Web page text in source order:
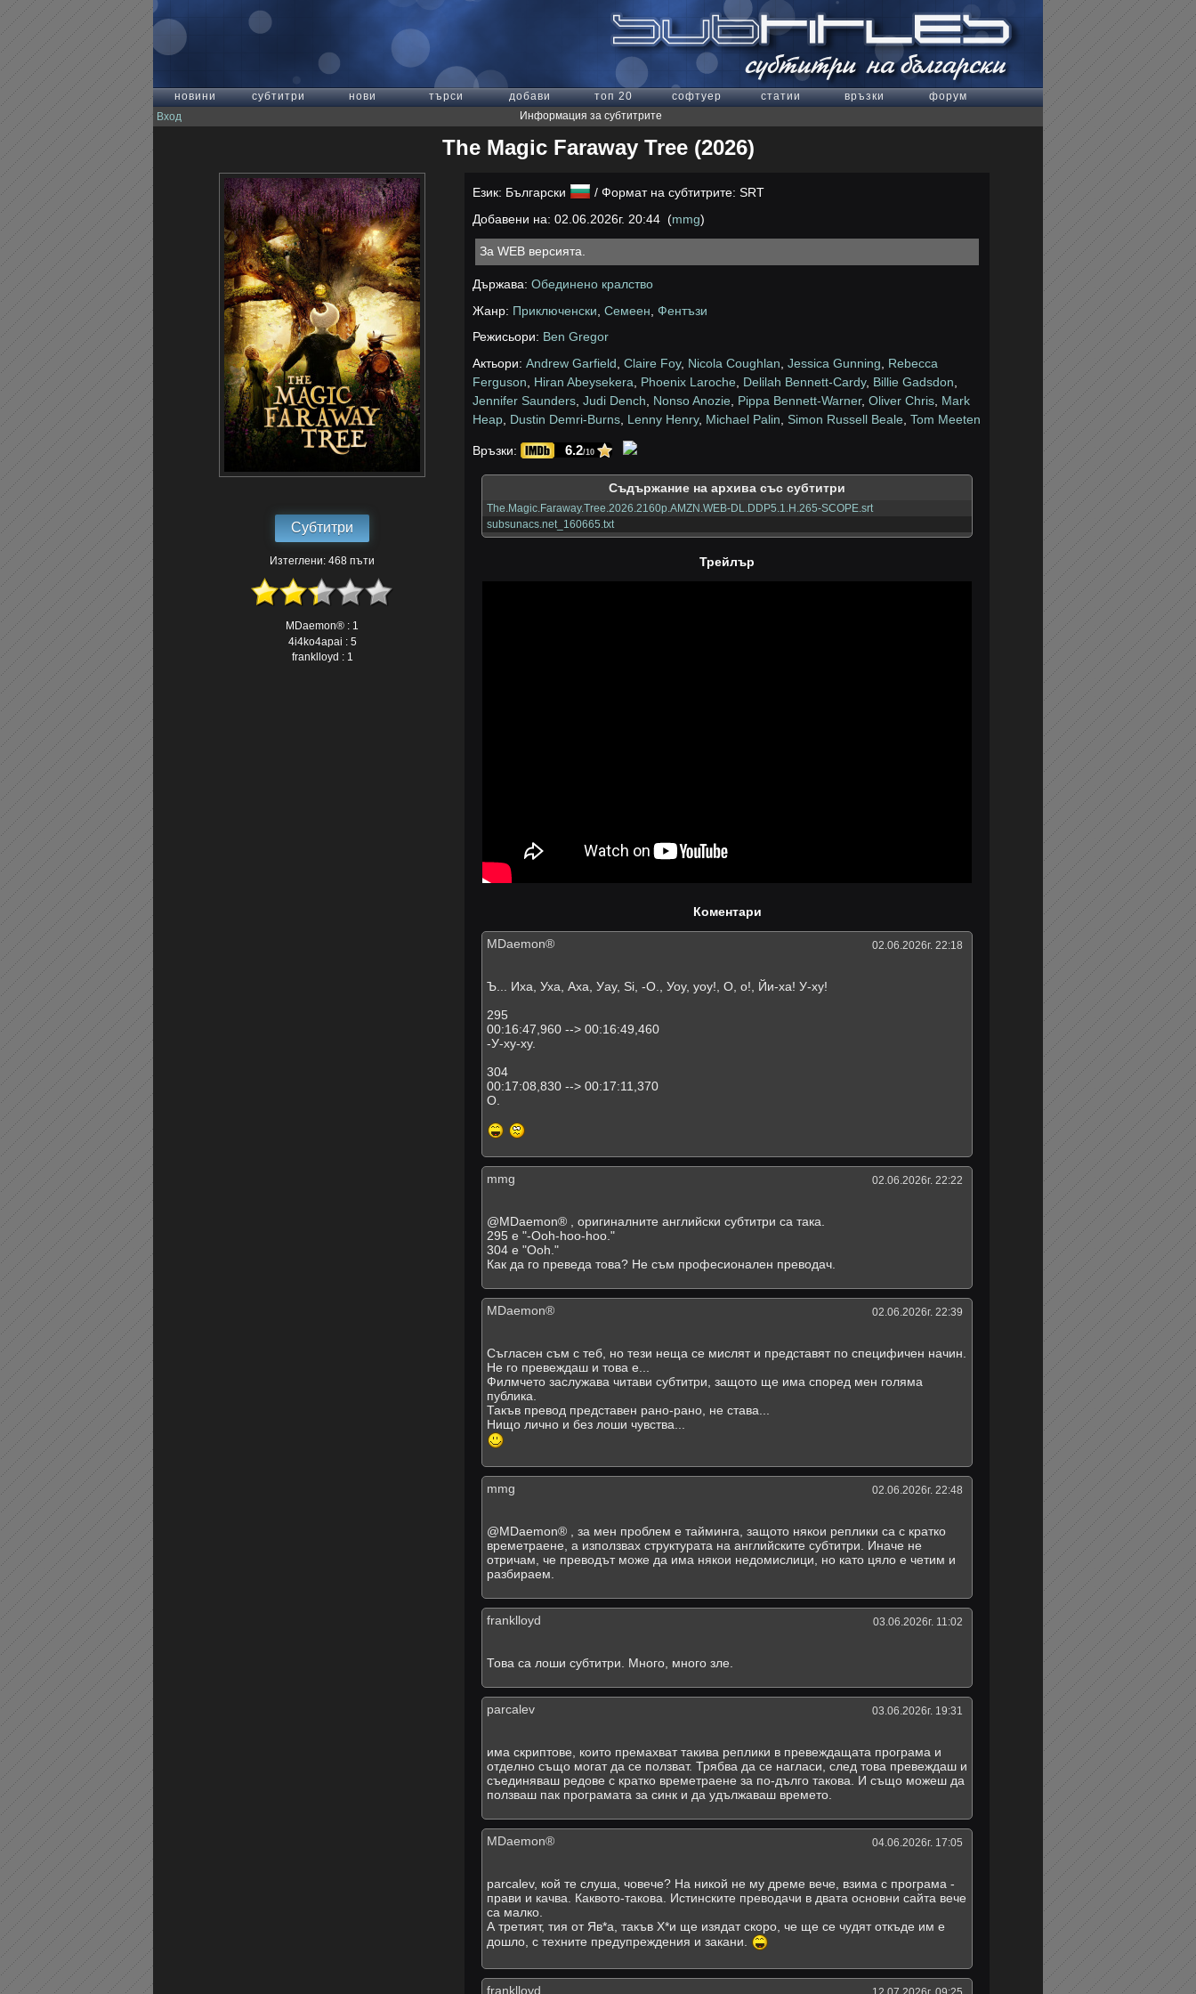
новини субтитри нови търси добави топ 20 софтуер статии връзки
форум
Вход
Информация за субтитрите
The Magic Faraway Tree (2026)
Субтитри
Изтеглени: 468 пъти
MDaemon® : 1
4i4ko4apai : 5
franklloyd : 1
Език: Български
/ Формат на субтитрите: SRT
Добавени на: 02.06.2026г. 20:44 (mmg)
За WEB версията.
Държава:Обединено кралство
Жанр: Приключенски ,Семеен ,Фентъзи
Режисьори: Ben Gregor
Актьори:Andrew Garfield ,Claire Foy, Nicola Coughlan ,Jessica Gunning
Rebecca
Ferguson
Hiran Abeysekera Phoenix Laroche Delilah Bennett-Cardy, Billie Gadsdon
Jennifer Saunders ,Judi Dench Nonso Anozie Pippa Bennett-Warner,Oliver Chris Mark
Heap Dustin Demri-Burns Lenny Henry, Michael Palin Simon Russell Beale ,Tom Meeten
Връзки: 6.2/10
Съдържание на архива със субтитри
The.Magic.Faraway.Tree.2026.2160p.AMZN.WEB-DL.DDP5.1.H.265-SCOPE.srt
subsunacs.net_160665.txt
Трейлър
Коментари
MDaemon® 02.06.2026г. 22:18
Ъ... Иха, Уха, Аха, Уау, Si, -О., Уоу, уоу!, О, о!, Йи-ха! У-ху!
295
00:16:47,960 --> 00:16:49,460
-У-ху-ху.
304
00:17:08,830 --> 00:17:11,370
О.
mmg 02.06.2026г. 22:22
@MDaemon® , оригиналните английски субтитри са така.
295 е "-Ooh-hoo-hoo."
304 е "Ooh."
Как да го преведа това? Не съм професионален преводач.
MDaemon® 02.06.2026г. 22:39
Съгласен съм с теб, но тези неща се мислят и представят по специфичен начин.
Не го превеждаш и това е...
Филмчето заслужава читави субтитри, защото ще има според мен голяма
публика.
Такъв превод представен рано-рано, не става...
Нищо лично и без лоши чувства...
mmg 02.06.2026г. 22:48
@MDaemon® , за мен проблем е тайминга, защото някои реплики са с кратко
времетраене, а използвах структурата на английските субтитри. Иначе не
отричам, че преводът може да има някои недомислици, но като цяло е четим и
разбираем.
franklloyd 03.06.2026г. 11:02
Това са лоши субтитри. Много, много зле.
parcalev 03.06.2026г. 19:31
има скриптове, които премахват такива реплики в превеждащата програма и
отделно също могат да се ползват. Трябва да се нагласи, след това превеждаш и
съединяваш редове с кратко времетраене за по-дълго такова. И също можеш да
ползваш пак програмата за синк и да удължаваш времето.
MDaemon® 04.06.2026г. 17:05
parcalev, кой те слуша, човече? На никой не му дреме вече, взима с програма -
прави и качва. Каквото-такова. Истинските преводачи в двата основни сайта вече
са малко.
А третият, тия от Яв*а, такъв Х*и ще изядат скоро, че ще се чудят откъде им е
дошло, с техните предупреждения и закани.
franklloyd